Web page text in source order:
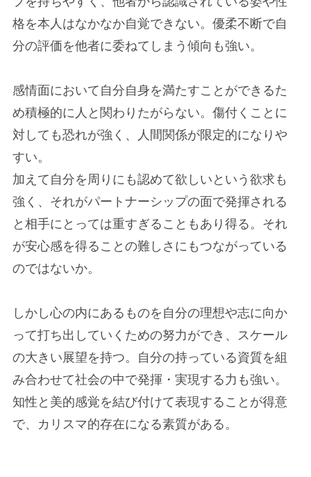
格を本人はなかなか自覚できない。優柔不断で自
分の評価を他者に委ねてしまう傾向も強い。
感情面において自分自身を満たすことができるた
め積極的に人と関わりたがらない。傷付くことに
対しても恐れが強く、人間関係が限定的になりや
すい。
加えて自分を周りにも認めて欲しいという欲求も
強く、それがパートナーシップの面で発揮される
と相手にとっては重すぎることもあり得る。それ
が安心感を得ることの難しさにもつながっている
のではないか。
しかし心の内にあるものを自分の理想や志に向か
って打ち出していくための努力ができ、スケール
の大きい展望を持つ。自分の持っている資質を組
み合わせて社会の中で発揮・実現する力も強い。
知性と美的感覚を結び付けて表現することが得意
で、カリスマ的存在になる素質がある。